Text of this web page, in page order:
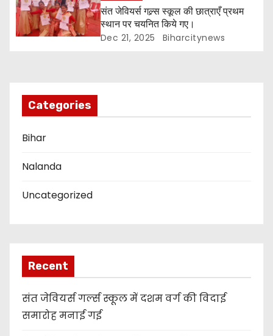
a
t
o
n
संत जेवियर्स गल्र्स स्कूल की छात्र‌ाएँ प्रथम
स्थान पर चयनित किये गए।
Dec 21, 2025 Biharcitynews
Categories
Bihar
Nalanda
Uncategorized
Recent
संत जेवियर्स गर्ल्स स्कूल में दशम वर्ग की विदाई
समारोह मनाई गई